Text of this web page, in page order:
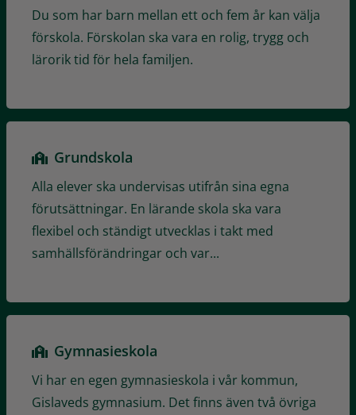
Du som har barn mellan ett och fem år kan välja
förskola. Förskolan ska vara en rolig, trygg och
lärorik tid för hela familjen.
Grundskola
Alla elever ska undervisas utifrån sina egna
förutsättningar. En lärande skola ska vara
flexibel och ständigt utvecklas i takt med
samhällsförändringar och var...
Gymnasieskola
Vi har en egen gymnasieskola i vår kommun,
Gislaveds gymnasium. Det finns även två övriga